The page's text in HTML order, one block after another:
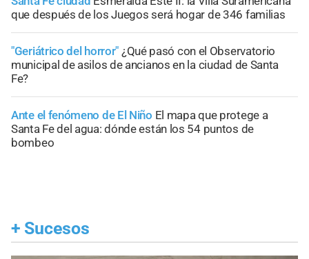
que después de los Juegos será hogar de 346 familias
"Geriátrico del horror" ¿Qué pasó con el Observatorio
municipal de asilos de ancianos en la ciudad de Santa
Fe?
Ante el fenómeno de El Niño El mapa que protege a
Santa Fe del agua: dónde están los 54 puntos de
bombeo
+ Sucesos